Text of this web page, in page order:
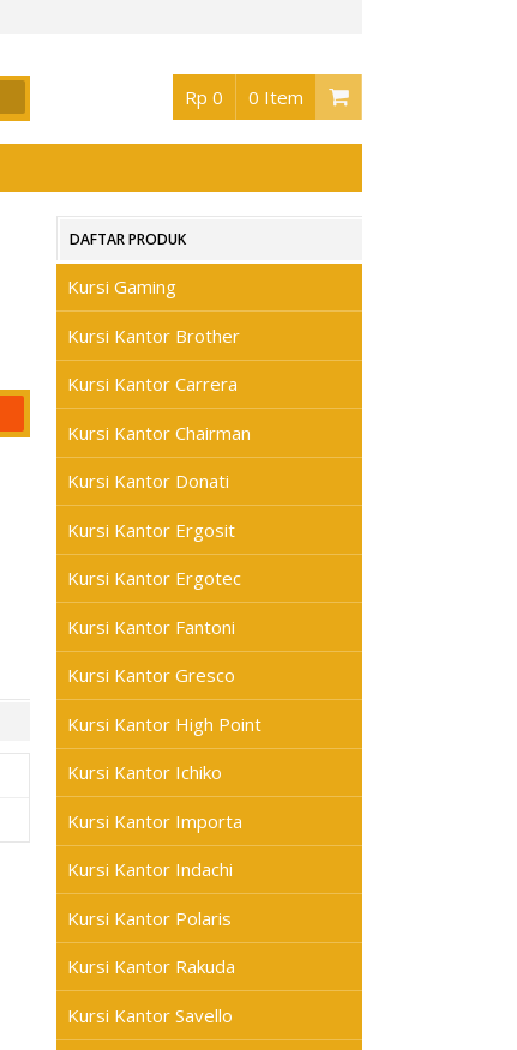
Rp 0 0 Item
DAFTAR PRODUK
Kursi Gaming
Kursi Kantor Brother
Kursi Kantor Carrera
Kursi Kantor Chairman
Kursi Kantor Donati
Kursi Kantor Ergosit
Kursi Kantor Ergotec
Kursi Kantor Fantoni
Kursi Kantor Gresco
Kursi Kantor High Point
Kursi Kantor Ichiko
Kursi Kantor Importa
Kursi Kantor Indachi
Kursi Kantor Polaris
Kursi Kantor Rakuda
Kursi Kantor Savello